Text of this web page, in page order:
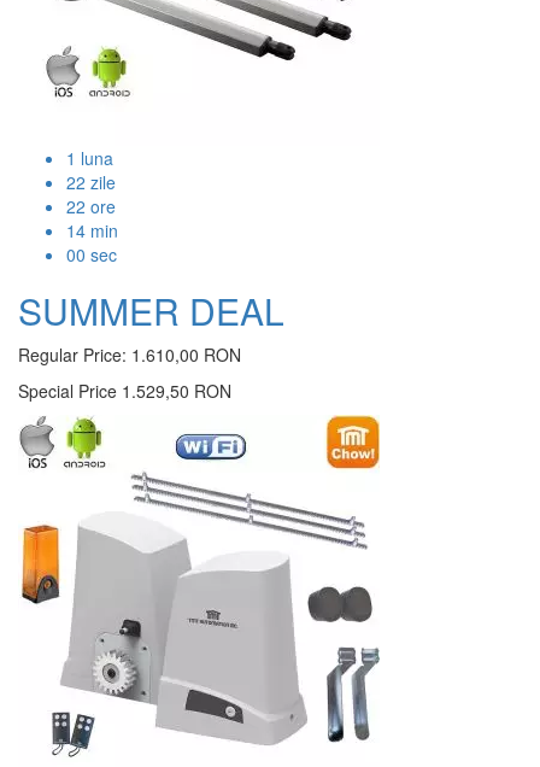
1 luna
22 zile
22 ore
14 min
00 sec
SUMMER DEAL
Regular Price: 1.610,00 RON
Special Price 1.529,50 RON